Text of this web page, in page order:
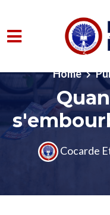
Home
Cocarde